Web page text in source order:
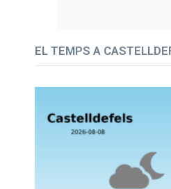
EL TEMPS A